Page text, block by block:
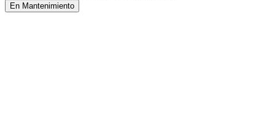
En Mantenimiento